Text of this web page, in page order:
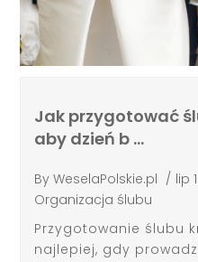
Jak przygotować
aby dzień b …
ByWeselaPolskie.pl / lip
Organizacja ślubu
Przygotowanie ślubu
najlepiej, gdy